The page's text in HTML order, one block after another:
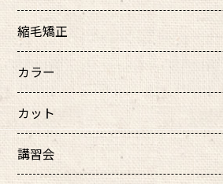
縮毛矯正
カラー
カット
講習会